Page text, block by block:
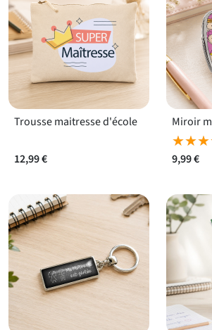
Trousse maitresse d'école
12,99 €
Miroir
9,99 €